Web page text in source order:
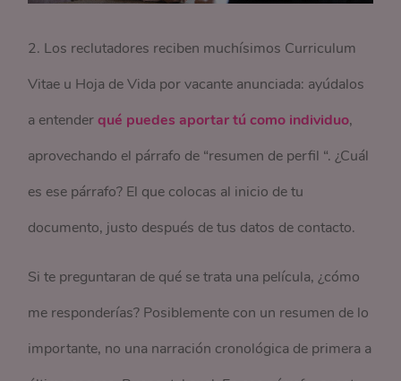
2. Los reclutadores reciben muchísimos Curriculum
Vitae u Hoja de Vida por vacante anunciada: ayúdalos
a entenderqué puedes aportar tú como individuo,
aprovechando el párrafo de “resumen de perfil “. ¿Cuál
es ese párrafo? El que colocas al inicio de tu
documento, justo después de tus datos de contacto.
Si te preguntaran de qué se trata una película, ¿cómo
me responderías? Posiblemente con un resumen de lo
importante, no una narración cronológica de primera a